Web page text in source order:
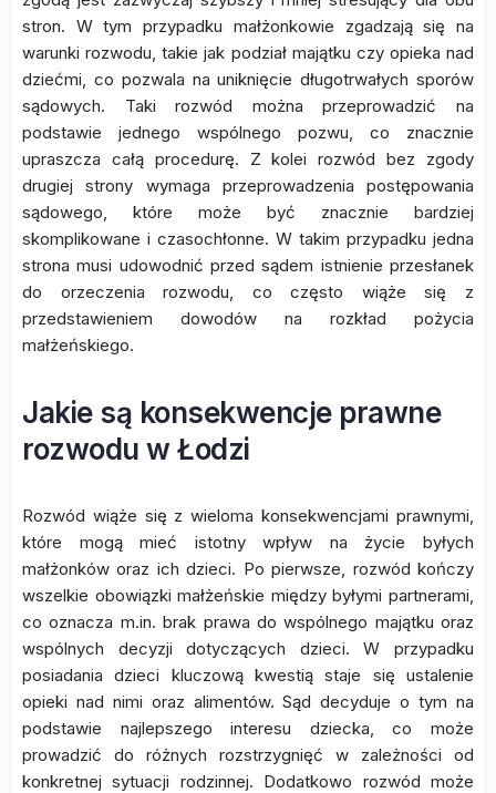
stron. W tym przypadku małżonkowie zgadzają się na
warunki rozwodu, takie jak podział majątku czy opieka nad
dziećmi, co pozwala na uniknięcie długotrwałych sporów
sądowych. Taki rozwód można przeprowadzić na
podstawie jednego wspólnego pozwu, co znacznie
upraszcza całą procedurę. Z kolei rozwód bez zgody
drugiej strony wymaga przeprowadzenia postępowania
sądowego, które może być znacznie bardziej
skomplikowane i czasochłonne. W takim przypadku jedna
strona musi udowodnić przed sądem istnienie przesłanek
do orzeczenia rozwodu, co często wiąże się z
przedstawieniem dowodów na rozkład pożycia
małżeńskiego.
Jakie są konsekwencje prawne
rozwodu w Łodzi
Rozwód wiąże się z wieloma konsekwencjami prawnymi,
które mogą mieć istotny wpływ na życie byłych
małżonków oraz ich dzieci. Po pierwsze, rozwód kończy
wszelkie obowiązki małżeńskie między byłymi partnerami,
co oznacza m.in. brak prawa do wspólnego majątku oraz
wspólnych decyzji dotyczących dzieci. W przypadku
posiadania dzieci kluczową kwestią staje się ustalenie
opieki nad nimi oraz alimentów. Sąd decyduje o tym na
podstawie najlepszego interesu dziecka, co może
prowadzić do różnych rozstrzygnięć w zależności od
konkretnej sytuacji rodzinnej. Dodatkowo rozwód może